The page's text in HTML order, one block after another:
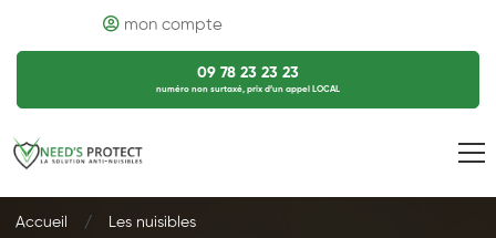
mon compte
09 78 23 23 23
numéro non surtaxé, prix d’un appel LOCAL
Accueil
Les nuisibles